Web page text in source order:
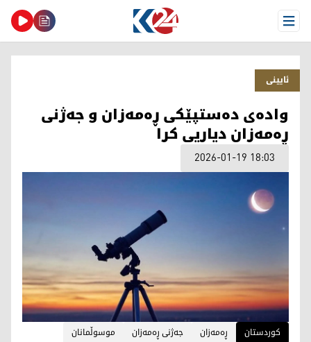
Open Menu
ئایینی
وادەی دەستپێکی ڕەمەزان و جەژنی
ڕەمەزان دیاریی کرا
2026-01-19 18:03
کوردستان ڕەمەزان جەژنی ڕەمەزان موسوڵمانان